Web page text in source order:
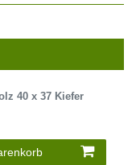
40 x 37 Kiefer